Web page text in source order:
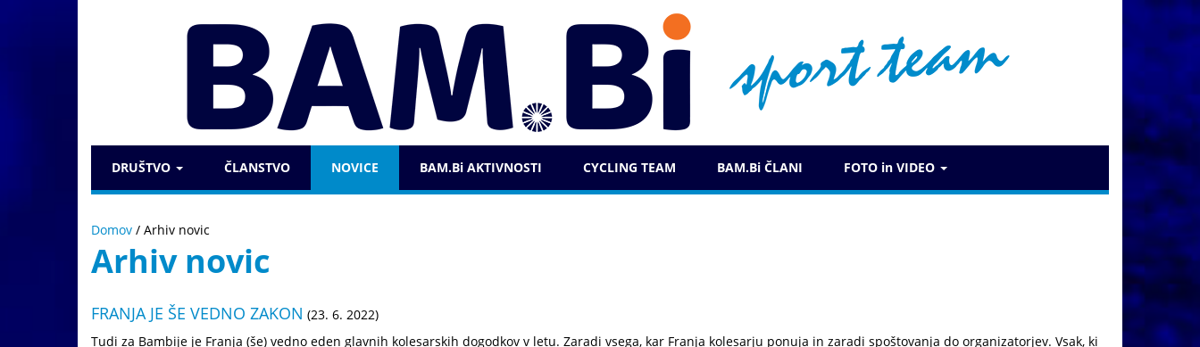
DRUŠTVO ČLANSTVO NOVICE BAM.Bi AKTIVNOSTI CYCLING TEAM BAM.Bi ČLANI FOTO in VIDEO
Domov / Arhiv novic
Arhiv novic
FRANJA JE ŠE VEDNO ZAKON (23. 6. 2022)
Tudi za Bambije je Franja (še) vedno eden glavnih kolesarskih dogodkov v letu. Zaradi vsega, kar Franja kolesarju ponuja in zaradi spoštovanja do organizatorjev. Vsak, ki